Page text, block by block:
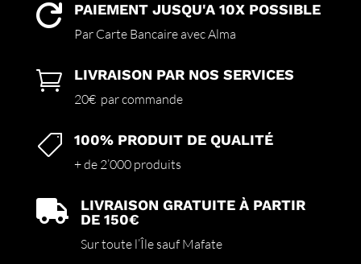
 PAIEMENT JUSQU'A 10X POSSIBLE
Par Carte Bancaire avec Alma
 LIVRAISON PAR NOS SERVICES
20€ par commande
 100% PRODUIT DE QUALITÉ
+ de 2’000 produits

LIVRAISON GRATUITE À PARTIR
DE 150€
Sur toute l’Île sauf Mafate